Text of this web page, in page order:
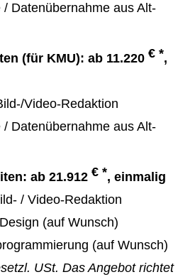
/ Datenübernahme aus Alt-
(für KMU): ab 11.220 € *,
Video-Redaktion
/ Datenübernahme aus Alt-
ab 21.912 € *, einmalig
/ Video-Redaktion
(auf Wunsch)
(auf Wunsch)
USt. Das Angebot richtet